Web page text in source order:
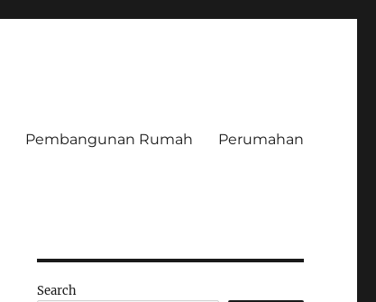
Pembangunan Rumah Perumahan
Search